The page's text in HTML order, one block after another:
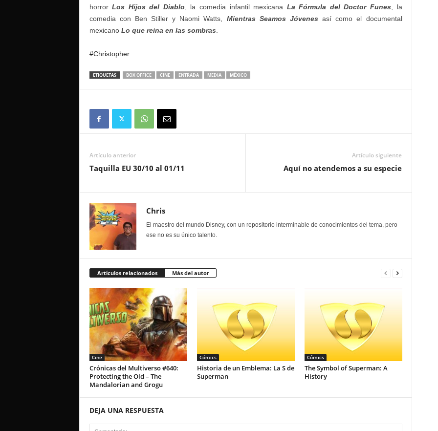
horrorLos Hijos del Diablo, la comedia infantil mexicana La Fórmula del Doctor Funes, la
comedia con Ben Stiller y Naomi Watts, Mientras Seamos Jóvenesasí como el documental
mexicano Lo que reina en las sombras.
#Christopher
ETIQUETAS BOX OFFICE CINE ENTRADA MEDIA MÉXICO
Artículo anterior
Taquilla EU 30/10 al 01/11
Artículo siguiente
Aquí no atendemos a su especie
Chris
El maestro del mundo Disney, con un repositorio interminable de conocimientos del tema, pero
ese no es su único talento.
Artículos relacionados Más del autor
Cine
Crónicas del Multiverso #640:
Protecting the Old – The
Mandalorian and Grogu
Cómics
Historia de un Emblema: La S de
Superman
Cómics
The Symbol of Superman: A
History
DEJA UNA RESPUESTA